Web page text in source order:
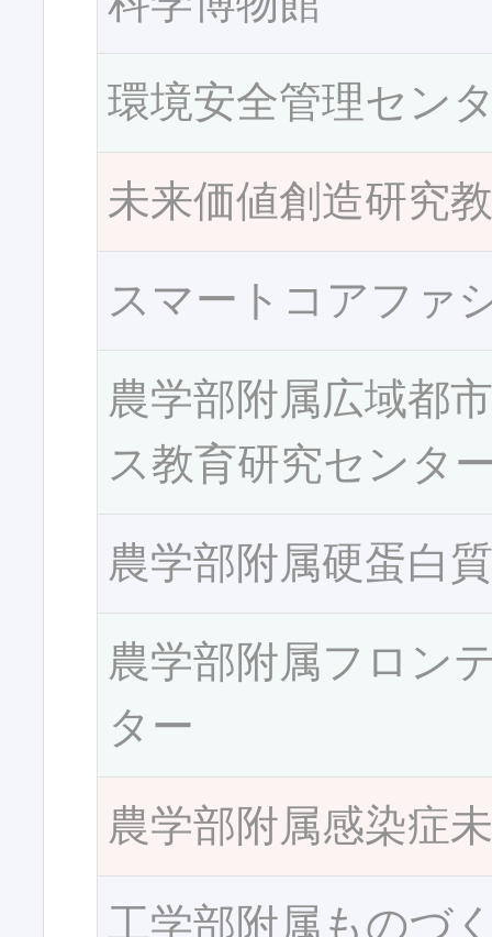
環境安全管理セン
未来価値創造研究
スマートコアファ
農学部附属広域都
ス教育研究センタ
農学部附属硬蛋白
農学部附属フロン
ター
農学部附属感染症
工学部附属ものづ